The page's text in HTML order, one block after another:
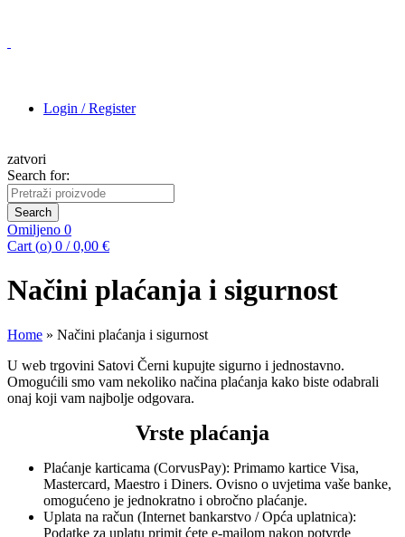
Login / Register
zatvori
Search for:
Search
Omiljeno 0
Cart (o) 0 / 0,00 €
Načini plaćanja i sigurnost
Home » Načini plaćanja i sigurnost
U web trgovini Satovi Černi kupujte sigurno i jednostavno.
Omogućili smo vam nekoliko načina plaćanja kako biste odabrali
onaj koji vam najbolje odgovara.
Vrste plaćanja
Plaćanje karticama (CorvusPay): Primamo kartice Visa,
Mastercard, Maestro i Diners. Ovisno o uvjetima vaše banke,
omogućeno je jednokratno i obročno plaćanje.
Uplata na račun (Internet bankarstvo / Opća uplatnica):
Podatke za uplatu primit ćete e-mailom nakon potvrde